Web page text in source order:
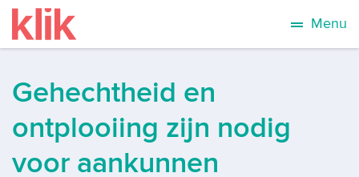
Menu
Gehechtheid en
ontplooiing zijn nodig
voor aankunnen